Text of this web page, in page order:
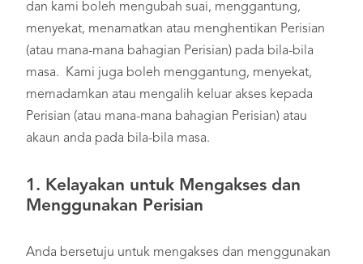
dan kami boleh mengubah suai, menggantung,
menyekat, menamatkan atau menghentikan Perisian
(atau mana-mana bahagian Perisian) pada bila-bila
masa. Kami juga boleh menggantung, menyekat,
memadamkan atau mengalih keluar akses kepada
Perisian (atau mana-mana bahagian Perisian) atau
akaun anda pada bila-bila masa.
1. Kelayakan untuk Mengakses dan
Menggunakan Perisian
Anda bersetuju untuk mengakses dan menggunakan